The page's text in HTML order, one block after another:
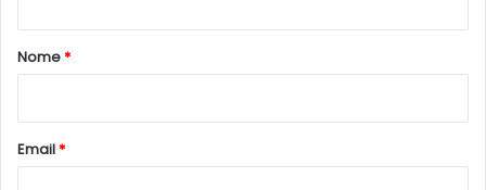
r
*
Nome*
Email*